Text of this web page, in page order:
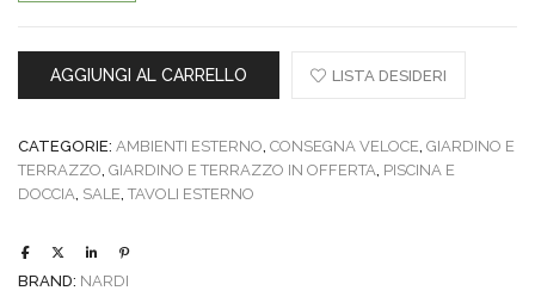
AGGIUNGI AL CARRELLO LISTA DESIDERI
CATEGORIE: AMBIENTI ESTERNO, CONSEGNA VELOCE, GIARDINO E
TERRAZZO, GIARDINO E TERRAZZO IN OFFERTA, PISCINA E
DOCCIA, SALE, TAVOLI ESTERNO
BRAND: NARDI